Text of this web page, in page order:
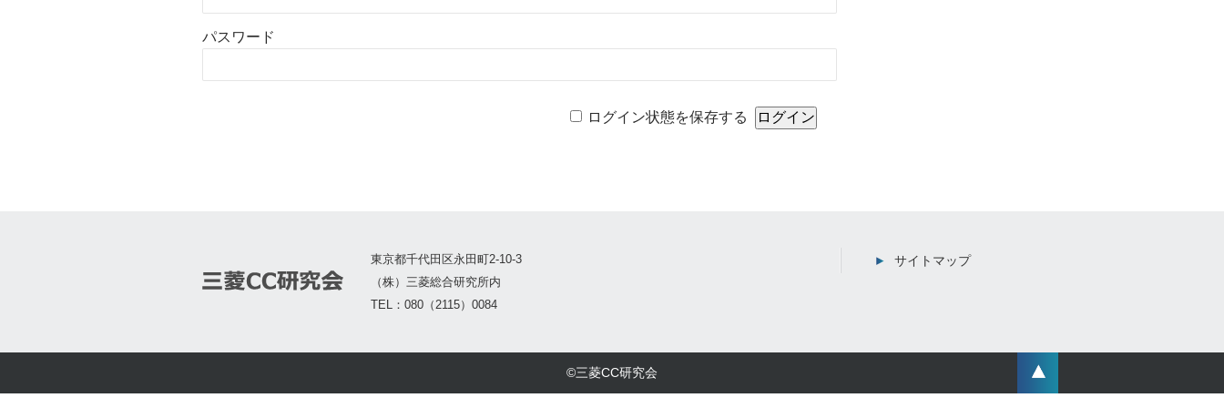
パスワード
ログイン状態を保存する
東京都千代田区永田町2-10-3
（株）三菱総合研究所内
TEL：080（2115）0084
サイトマップ
©三菱CC研究会